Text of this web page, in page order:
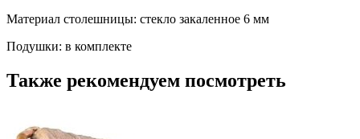
Материал столешницы: стекло закаленное 6 мм
Подушки: в комплекте
Также рекомендуем посмотреть